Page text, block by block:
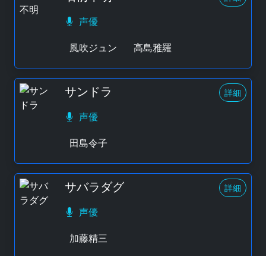
声優
風吹ジュン
高島雅羅
サンドラ 詳細
声優
田島令子
サバラダグ 詳細
声優
加藤精三